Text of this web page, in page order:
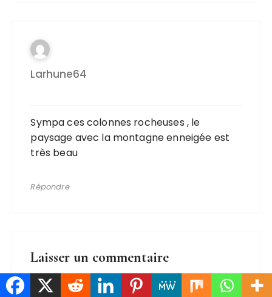
Larhune64
Sympa ces colonnes rocheuses , le
paysage avec la montagne enneigée est
très beau
Répondre
Laisser un commentaire
Votre adresse e-mail ne sera pas publiée.